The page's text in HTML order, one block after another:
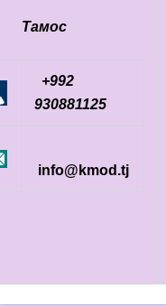
Тамос
+992
930881125
info@kmod.tj